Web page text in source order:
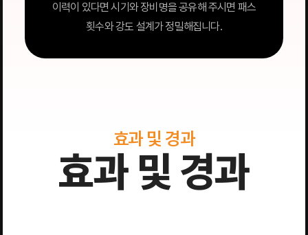
이력이 있다면 시기와 장비명을 공유해 주시면 패스
횟수와 강도 설계가 정밀해집니다.
효과 및 경과
효과 및 경과